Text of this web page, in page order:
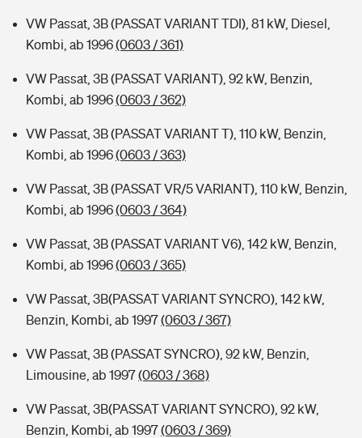
VW Passat, 3B (PASSAT VARIANT TDI), 81 kW, Diesel,
Kombi, ab 1996(0603 / 361)
VW Passat, 3B (PASSAT VARIANT), 92 kW, Benzin,
Kombi, ab 1996(0603 / 362)
VW Passat, 3B (PASSAT VARIANT T), 110 kW, Benzin,
Kombi, ab 1996(0603 / 363)
VW Passat, 3B (PASSAT VR/5 VARIANT), 110 kW, Benzin,
Kombi, ab 1996(0603 / 364)
VW Passat, 3B (PASSAT VARIANT V6), 142 kW, Benzin,
Kombi, ab 1996(0603 / 365)
VW Passat, 3B(PASSAT VARIANT SYNCRO), 142 kW,
Benzin, Kombi, ab 1997(0603 / 367)
VW Passat, 3B (PASSAT SYNCRO), 92 kW, Benzin,
Limousine, ab 1997(0603 / 368)
VW Passat, 3B(PASSAT VARIANT SYNCRO), 92 kW,
Benzin, Kombi, ab 1997(0603 / 369)